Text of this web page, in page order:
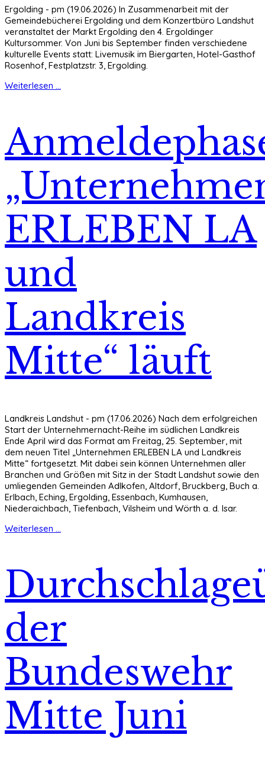
Ergolding - pm (19.06.2026) In Zusammenarbeit mit der
Gemeindebücherei Ergolding und dem Konzertbüro Landshut
veranstaltet der Markt Ergolding den 4. Ergoldinger
Kultursommer. Von Juni bis September finden verschiedene
kulturelle Events statt: Livemusik im Biergarten, Hotel-Gasthof
Rosenhof, Festplatzstr. 3, Ergolding.
Weiterlesen ...
ERLEBEN LA
und
Landkreis
Mitte“ läuft
Landkreis Landshut - pm (17.06.2026) Nach dem erfolgreichen
Start der Unternehmernacht-Reihe im südlichen Landkreis
Ende April wird das Format am Freitag, 25. September, mit
dem neuen Titel „Unternehmen ERLEBEN LA und Landkreis
Mitte“ fortgesetzt. Mit dabei sein können Unternehmen aller
Branchen und Größen mit Sitz in der Stadt Landshut sowie den
umliegenden Gemeinden Adlkofen, Altdorf, Bruckberg, Buch a.
Erlbach, Eching, Ergolding, Essenbach, Kumhausen,
Niederaichbach, Tiefenbach, Vilsheim und Wörth a. d. Isar.
Weiterlesen ...
der
Bundeswehr
Mitte Juni